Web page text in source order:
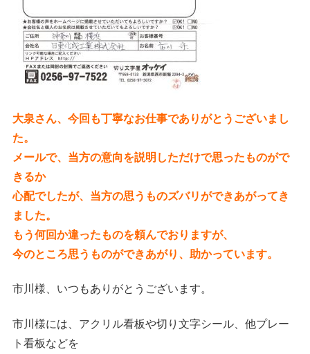
大泉さん、今回も丁寧なお仕事でありがとうございまし
た。
メールで、当方の意向を説明しただけで思ったものがで
きるか
心配でしたが、当方の思うものズバリができあがってき
ました。
もう何回か違ったものを頼んでおりますが、
今のところ思うものができあがり、助かっています。
市川様、いつもありがとうございます。
市川様には、アクリル看板や切り文字シール、他プレー
ト看板などを